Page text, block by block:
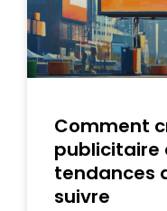
Comment
publicitaire
tendances
suivre